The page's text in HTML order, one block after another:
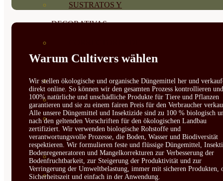
SUSTRATOS Y
DECORATIVAS
CARENCIAS
ENRAIZANTES
MADURACIÓN Y ENGORDE
REGENERADORES DEL
SUELO
ÁCIDOS HÚMICOS
MATERIAS PRIMAS
Warum Cultivers wählen
Wir stellen ökologische und organische Düngemittel her und
direkt online. So können wir den gesamten Prozess kontrollieren und
100% natürliche und unschädliche Produkte für Tiere und Pflanzen
garantieren und sie zu einem fairen Preis für den Verbraucher
Alle unsere Düngemittel und Insektizide sind zu 100 % biologisch
nach den geltenden Vorschriften für den ökologischen Landbau
zertifiziert. Wir verwenden biologische Rohstoffe und
verantwortungsvolle Prozesse, die Boden, Wasser und Biodiversität
respektieren. Wir formulieren feste und flüssige Düngemittel,
Bodenregeneratoren und Mangelkorrekturen zur Verbesserung der
Bodenfruchtbarkeit, zur Steigerung der Produktivität und zur
Verringerung der Umweltbelastung, immer mit sicheren Produkten,
Sicherheitszeit und einfach in der Anwendung.